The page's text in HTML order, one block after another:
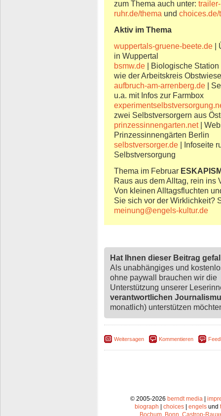
zum Thema auch unter: trailer-
ruhr.de/thema und choices.de/
Aktiv im Thema
wuppertals-gruene-beete.de |
in Wuppertal
bsmw.de | Biologische
wie der Arbeitskreis
aufbruch-am-arrenberg.de |
u.a. mit Infos zur Farmbox
zwei Selbstversorgern aus
prinzessinnengarten.net|
Prinzessinnengärten Berlin
selbstversorger.de | Infoseite
Selbstversorgung
Thema im Februar
Raus aus dem Alltag, rein ins
Von kleinen Alltagsfluchten
Sie sich vor der Wirklichkeit?
meinung@engels-kultur.de
Hat Ihnen dieser Beitrag
Als unabhängiges und
ohne paywall brauchen wir die
Unterstützung unserer
verantwortlichen
monatlich) unterstützen
Weitersagen Kommentieren
© 2005-2026 berndt media |
biograph | choices | engels und
Bochum Bonn Castrop-